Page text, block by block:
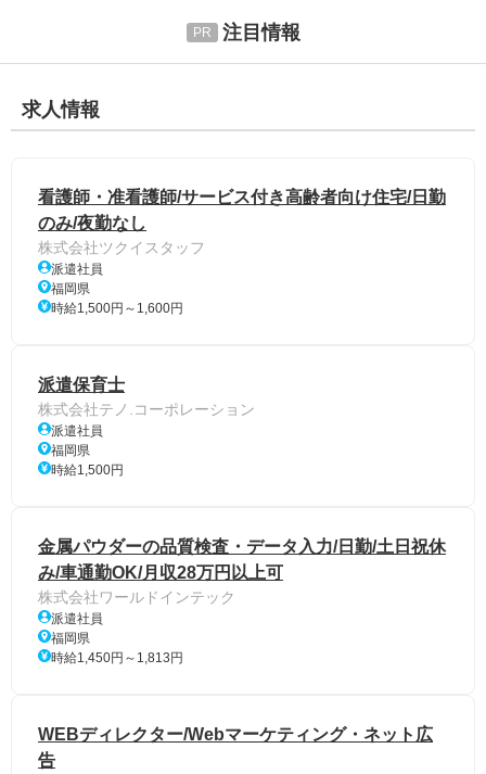
注目情報
求人情報
看護師・准看護師/サービス付き高齢者向け住宅/日勤
のみ/夜勤なし
株式会社ツクイスタッフ
派遣社員
福岡県
時給1,500円～1,600円
派遣保育士
株式会社テノ.コーポレーション
派遣社員
福岡県
時給1,500円
金属パウダーの品質検査・データ入力/日勤/土日祝休
み/車通勤OK/月収28万円以上可
株式会社ワールドインテック
派遣社員
福岡県
時給1,450円～1,813円
WEBディレクター/Webマーケティング・ネット広
告